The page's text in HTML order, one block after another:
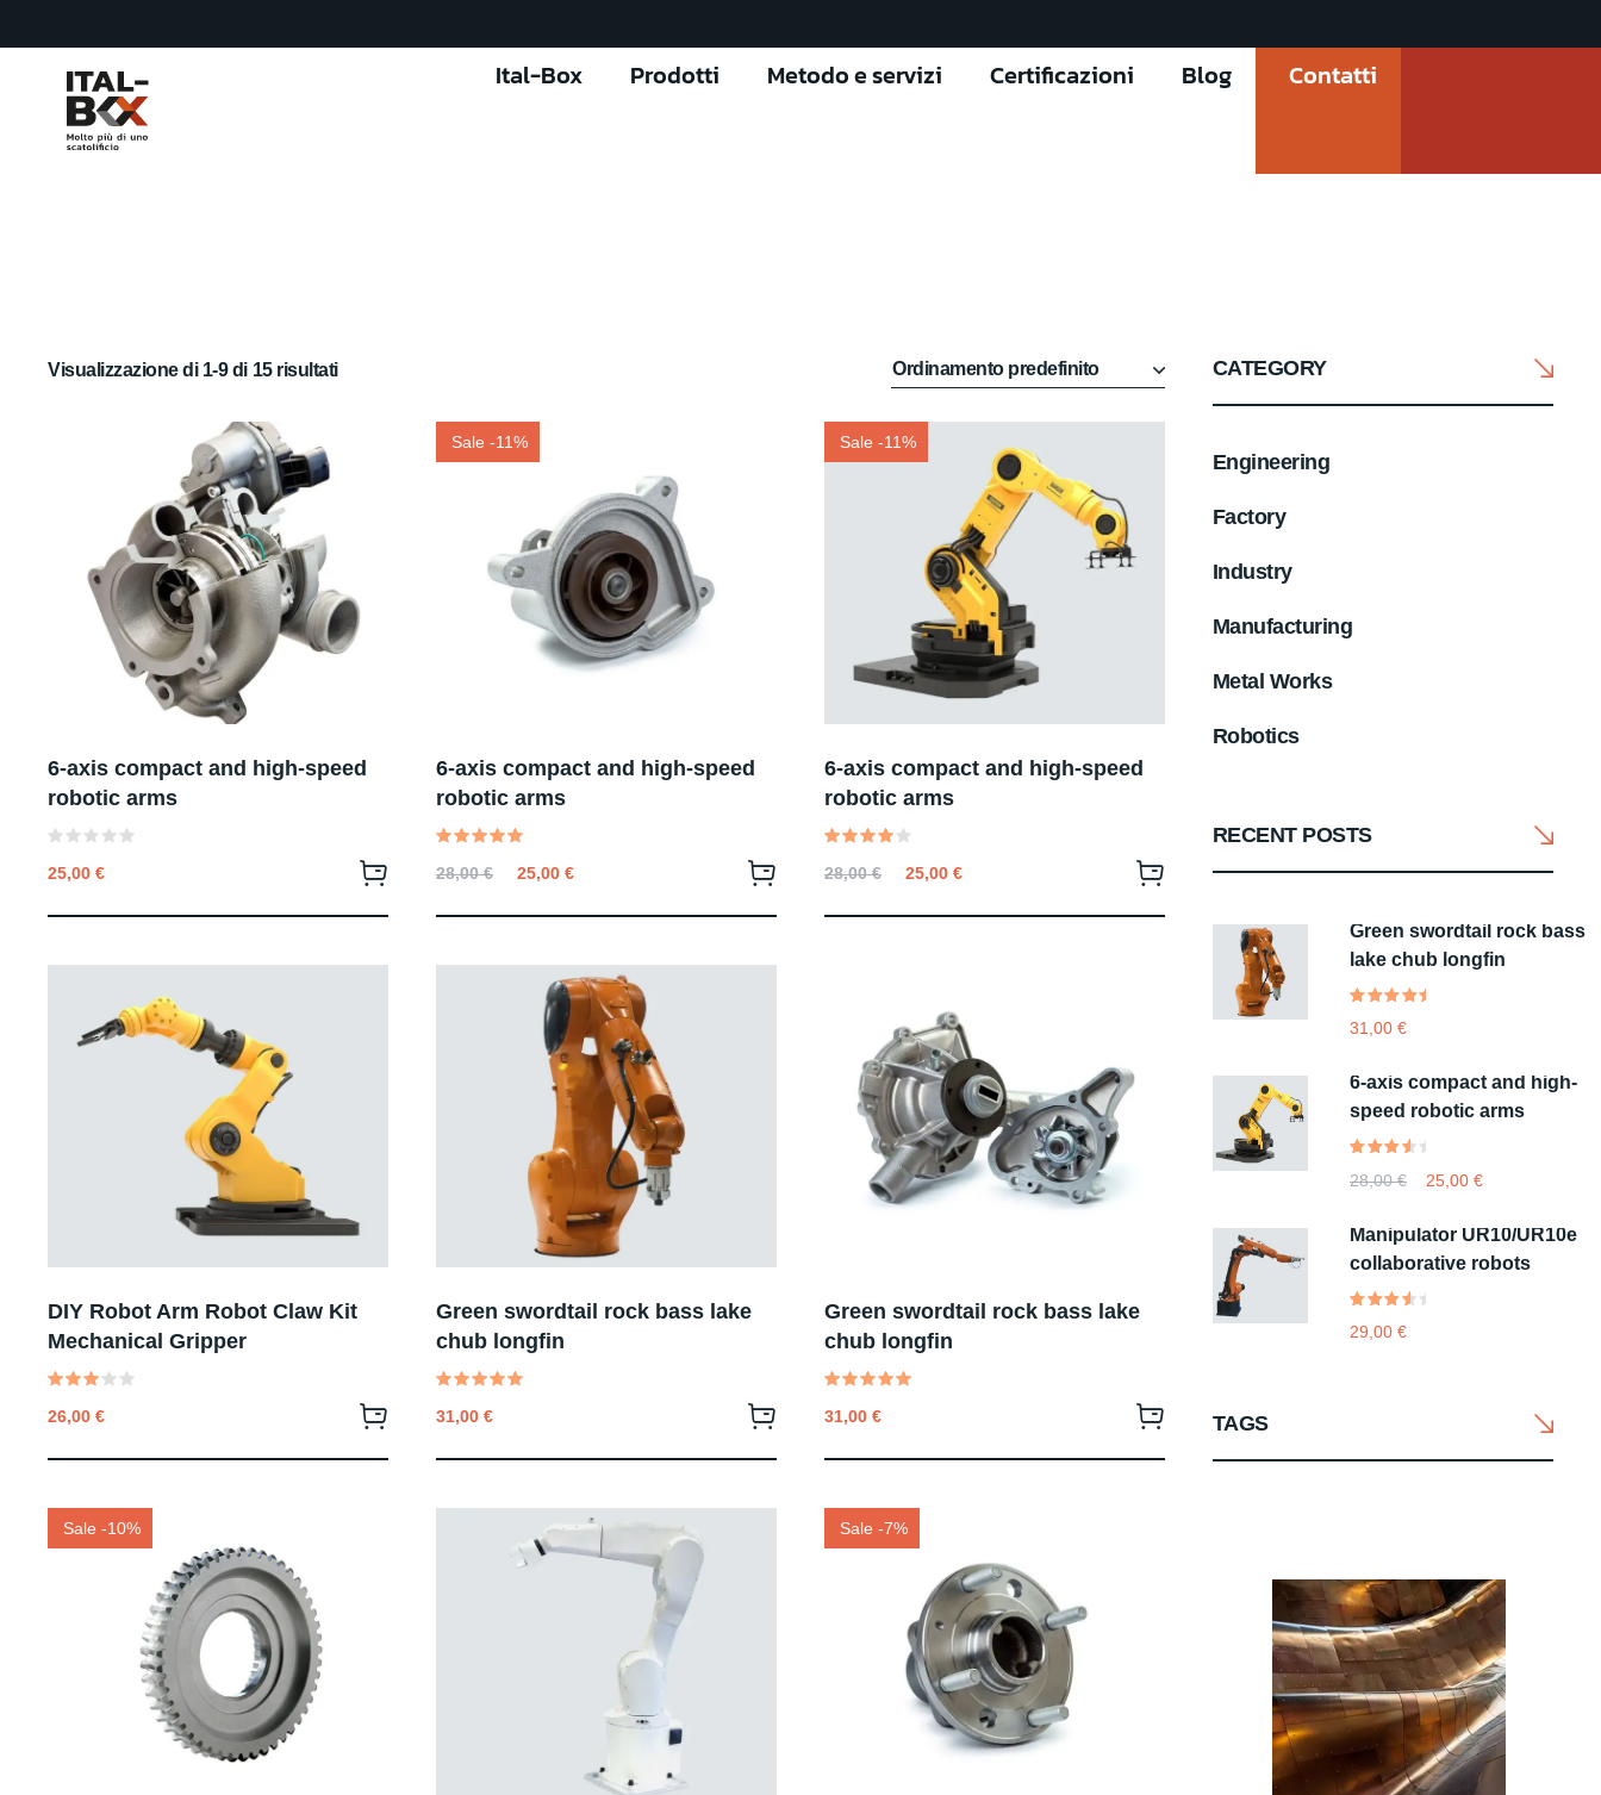
Ital-Box Prodotti Metodo e servizi Certificazioni Blog Contatti
Visualizzazione di 1-9 di 15 risultati
6-axis compact and high-speed
robotic arms
0
5
25,00 €
Sale -11%
6-axis compact and high-speed
robotic arms
5.00
28,00€ 25,00 €
Sale -11%
6-axis compact and high-speed
robotic arms
4.00
28,00€ 25,00 €
DIY Robot Arm Robot Claw Kit
Mechanical Gripper
3.00
26,00 €
Green swordtail rock bass lake
chub longfin
5.00
31,00 €
Green swordtail rock bass lake
chub longfin
5.00
31,00 €
Sale -10% Sale -7%
CATEGORY
Engineering
Factory
Industry
Manufacturing
Metal Works
Robotics
RECENT POSTS
Green swordtail rock bass
lake chub longfin
31,00 €
5.00 su
base di
recensioni
6-axis compact and high-
speed robotic arms
28,00€ 25,00 €
4.00
su
base
recensioni
Manipulator UR10/UR10e
collaborative robots
29,00 €
4.00
TAGS